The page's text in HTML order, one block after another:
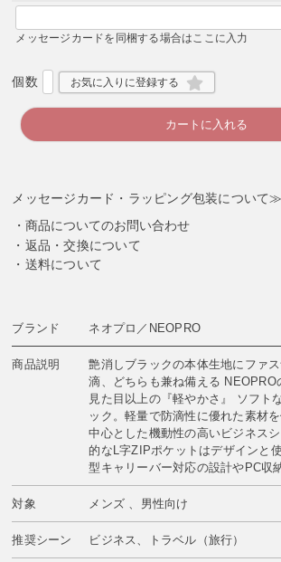
メッセージカードを同梱する場合はここに入力
お気に入りに登録する
カートに入れる
メッセージカード・ラッピング包装について≫
商品についてのお問い合わせ
返品・交換について
送料について
ブランド ネオプロ／NEOPRO
商品説明
艶消しブラックの本体生地にファ
滴、どちらも兼ね備える NEOPRO
見た目以上の『軽やかさ』 ソフト
ック。軽量で防滴性に優れた素材
中心とした機動性の高いビジネス
的なL字ZIPポケットはデザインと
型キャリーバー対応の設計やPC収
対象 メンズ 、男性向け
推奨シーン ビジネス、トラベル（旅行）